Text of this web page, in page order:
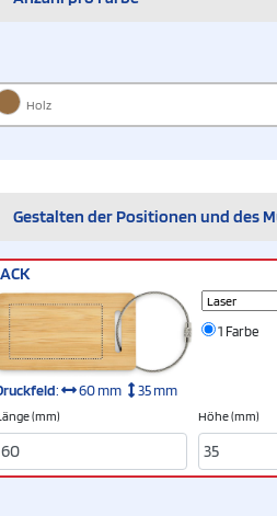
Holz
Gestalten der Positionen und des
1 Farbe
: 60 mm 35 mm
(mm) Höhe (mm)